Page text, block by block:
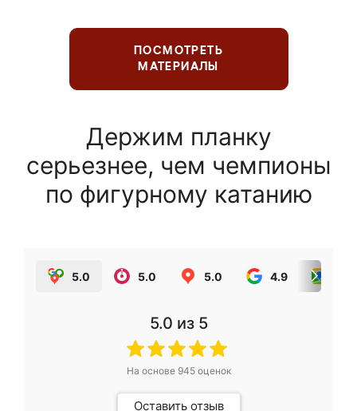
ПОСМОТРЕТЬ
МАТЕРИАЛЫ
Держим планку
серьезнее, чем чемпионы
по фигурному катанию
5.0 5.0 5.0 4.9
5.0 из 5
На основе 945оценок
Оставить отзыв